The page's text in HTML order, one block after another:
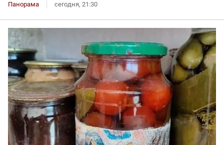
Панорама сегодня, 21:30